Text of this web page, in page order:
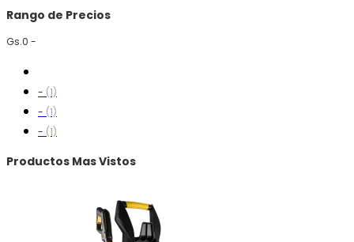
Rango de Precios
Gs.0 -
- (1)
- (1)
- (1)
Productos Mas Vistos